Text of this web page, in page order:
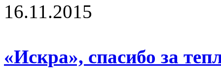
16.11.2015
«Искра», спасибо за